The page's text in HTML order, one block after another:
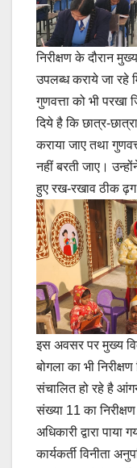
निरीक्षण के दौरान
उपलब्ध कराये जा रहे
गुणवत्ता को भी परखा
दिये है कि छात्र-
कराया जाए तथा
नहीं बरती जाए।
हुए रख-रखाव ठीक
इस अवसर पर मुख्य
बोगला का भी
संचालित हो रहे है
संख्या 11 का
अधिकारी द्वारा
कार्यकर्ती विनीता